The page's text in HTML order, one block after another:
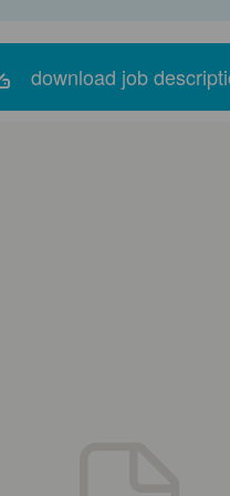
download job